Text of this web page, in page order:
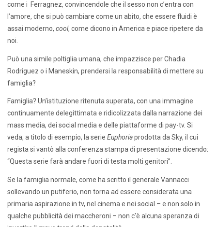
come i Ferragnez, convincendole che il sesso non c’entra con
l’amore, che si può cambiare come un abito, che essere fluidi è
assai moderno, cool, come dicono in America e piace ripetere da
noi.
Può una simile poltiglia umana, che impazzisce per Chadia
Rodriguez o i Maneskin, prendersi la responsabilità di mettere su
famiglia?
Famiglia? Un’istituzione ritenuta superata, con una immagine
continuamente delegittimata e ridicolizzata dalla narrazione dei
mass media, dei social media e delle piattaforme di pay-tv. Si
veda, a titolo di esempio, la serie Euphoriaprodotta da Sky, il cui
regista si vantò alla conferenza stampa di presentazione dicendo:
“Questa serie farà andare fuori di testa molti genitori”.
Se la famiglia normale, come ha scritto il generale Vannacci
sollevando un putiferio, non torna ad essere considerata una
primaria aspirazione in tv, nel cinema e nei social – e non solo in
qualche pubblicità dei maccheroni – non c’è alcuna speranza di